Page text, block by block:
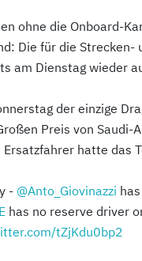
ohne die Onboard-
Die für die Strecken-
am Dienstag wieder
der einzige
Preis von Saudi-
hatte das
- @Anto_Giovinazzi
has no reserve driver
tZjKdu0bp2